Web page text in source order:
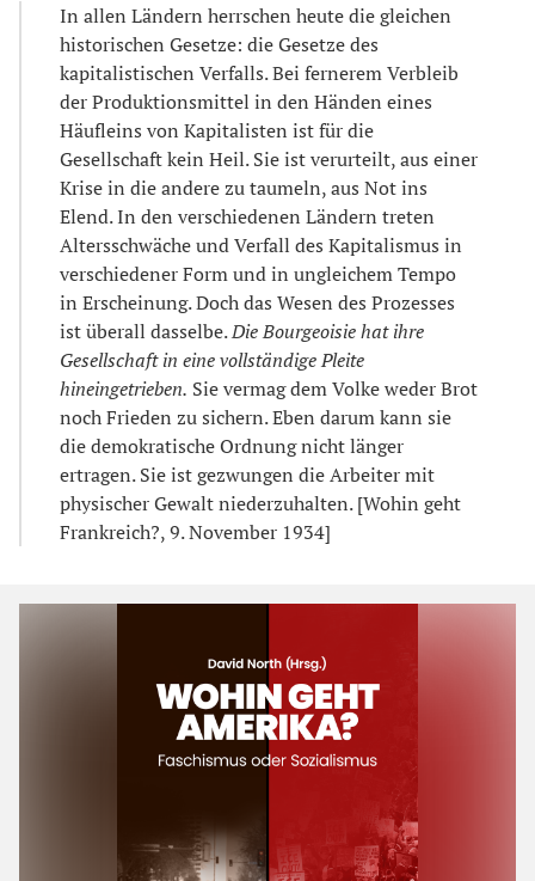
In allen Ländern herrschen heute die gleichen
historischen Gesetze: die Gesetze des
kapitalistischen Verfalls. Bei fernerem Verbleib
der Produktionsmittel in den Händen eines
Häufleins von Kapitalisten ist für die
Gesellschaft kein Heil. Sie ist verurteilt, aus einer
Krise in die andere zu taumeln, aus Not ins
Elend. In den verschiedenen Ländern treten
Altersschwäche und Verfall des Kapitalismus in
verschiedener Form und in ungleichem Tempo
in Erscheinung. Doch das Wesen des Prozesses
ist überall dasselbe.Die Bourgeoisie hat ihre
Gesellschaft in eine vollständige Pleite
hineingetrieben. Sie vermag dem Volke weder Brot
noch Frieden zu sichern. Eben darum kann sie
die demokratische Ordnung nicht länger
ertragen. Sie ist gezwungen die Arbeiter mit
physischer Gewalt niederzuhalten. [Wohin geht
Frankreich?, 9. November 1934]